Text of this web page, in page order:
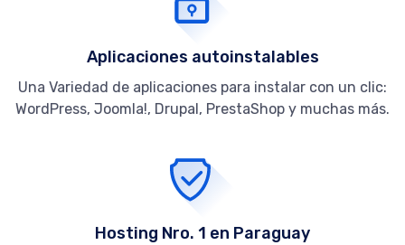
Aplicaciones autoinstalables
Una Variedad de aplicaciones para instalar con un clic:
WordPress, Joomla!, Drupal, PrestaShop y muchas más.
Hosting Nro. 1 en Paraguay